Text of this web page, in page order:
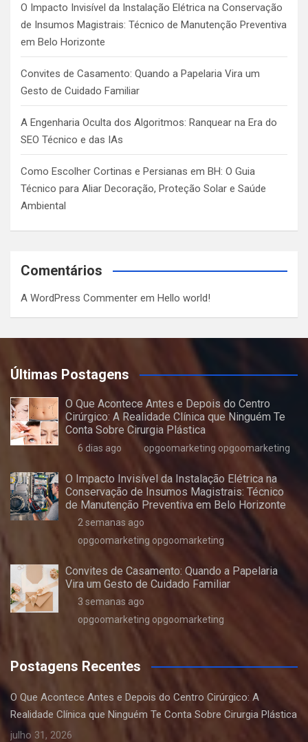
O Impacto Invisível da Instalação Elétrica na Conservação
de Insumos Magistrais: Técnico de Manutenção Preventiva
em Belo Horizonte
Convites de Casamento: Quando a Papelaria Vira um
Gesto de Cuidado Familiar
A Engenharia Oculta dos Algoritmos: Ranquear na Era do
SEO Técnico e das IAs
Como Escolher Cortinas e Persianas em BH: O Guia
Técnico para Aliar Decoração, Proteção Solar e Saúde
Ambiental
Comentários
A WordPress Commenter em Hello world!
Últimas Postagens
O Que Acontece Antes e Depois do Centro
Cirúrgico: A Realidade Clínica que Ninguém Te
Conta Sobre Cirurgia Plástica
6 dias ago opgoomarketing opgoomarketing
O Impacto Invisível da Instalação Elétrica na
Conservação de Insumos Magistrais: Técnico
de Manutenção Preventiva em Belo Horizonte
2 semanas ago
opgoomarketing opgoomarketing
Convites de Casamento: Quando a Papelaria
Vira um Gesto de Cuidado Familiar
3 semanas ago
opgoomarketing opgoomarketing
Postagens Recentes
O Que Acontece Antes e Depois do Centro Cirúrgico: A
Realidade Clínica que Ninguém Te Conta Sobre Cirurgia Plástica
julho 31, 2026